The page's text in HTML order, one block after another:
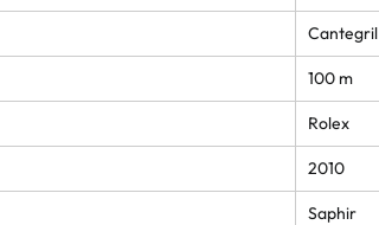
Cantegril
100 m
Rolex
2010
Saphir